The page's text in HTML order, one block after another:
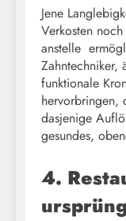
Jene
Verkosten
anstelle
Zahntechniker,
funktionale
hervorbringen,
dasjenige
gesundes,
4.